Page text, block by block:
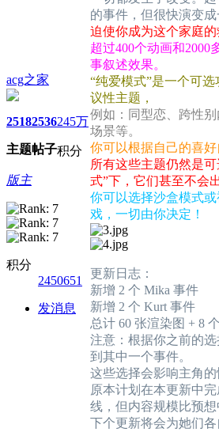
acg之家
2518
主题
2536
帖子
245万
积分
版主
积分
2450651
发消息
的事件，但很快演变成
迫使你成为这个家庭
超过400个动画和2000
事叙述效果。
“纯爱模式”是一个可
议性主题，
例如：同型恋、跨性
场景等。
你可以根据自己的喜好
所有这些主题仍然是
式”下，它们甚至不会
你可以选择沙盒模式
戏，一切由你决定！
更新日志：
新增 2 个 Mika 事件
新增 2 个 Kurt 事件
总计 60 张渲染图 + 8
注意：根据你之前的
到其中一个事件。
这些选择会影响主角的
原本计划在本更新中
线，但内容规模比预想
下个更新将会为她们